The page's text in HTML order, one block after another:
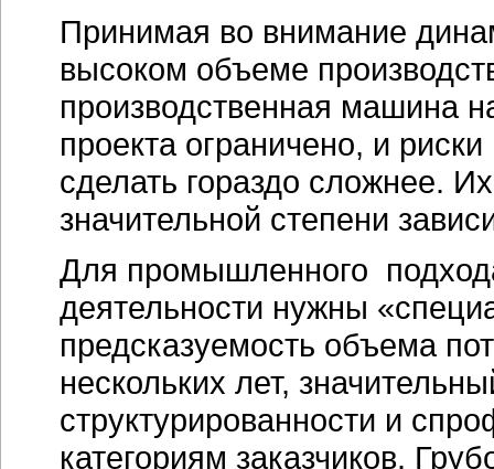
Принимая во внимание
высоком объеме
производственная машина
проекта ограничено, и
сделать гораздо сложнее.
значительной степени
Для промышленного
деятельности нужны
предсказуемость объема
нескольких лет,
структурированности и
категориям заказчиков.